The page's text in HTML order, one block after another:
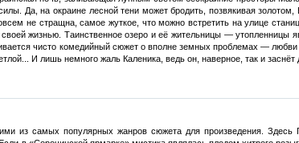
Да, на окраине лесной тени может бродить, позвякивая
не стращна, самое жуткое, что можно встретить на улице
жизнью. Таинственное озеро и её жительницы — утопленницы
чисто комедийный сюжет о вполне земных проблемах —
И лишь немного жаль Каленика, ведь он, наверное, так и заснёт
из самых популярных жанров сюжета для произведения.